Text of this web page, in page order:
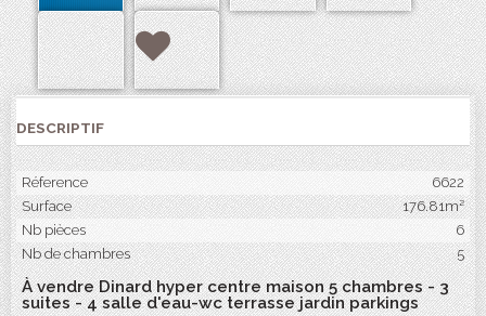
DESCRIPTIF
Réference
6622
Surface
176.81m²
Nb pièces
6
Nb de chambres
5
À vendre Dinard hyper centre maison 5 chambres - 3
suites - 4 salle d'eau-wc terrasse jardin parkings